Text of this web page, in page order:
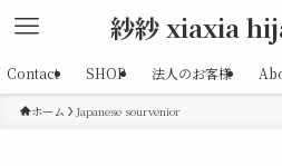
紗紗 xiaxia
Contact SHOP 法人のお客様
ホーム Japanese sourvenior